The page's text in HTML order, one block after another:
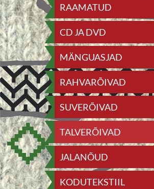
RAAMATUD
CD JA DVD
MÄNGUASJAD
RAHVARÕIVAD
SUVERÕIVAD
TALVERÕIVAD
JALANÕUD
KODUTEKSTIIL